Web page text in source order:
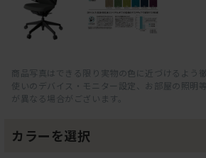
商品写真はできる限り実物の色に近づけるよう
使いのデバイス・モニター設定、お部屋の照明
が異なる場合がございます。
カラーを選択